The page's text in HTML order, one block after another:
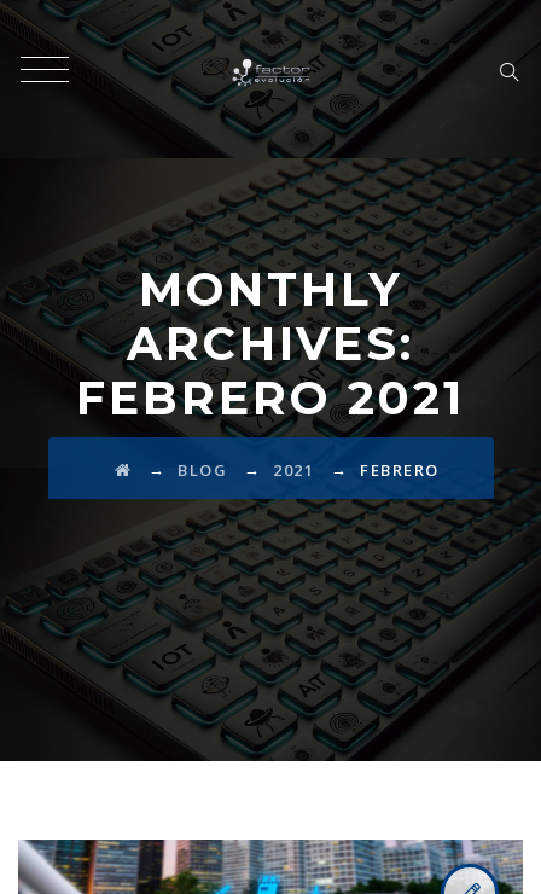
MONTHLY
ARCHIVES:
FEBRERO 2021
→ BLOG → 2021 → FEBRERO